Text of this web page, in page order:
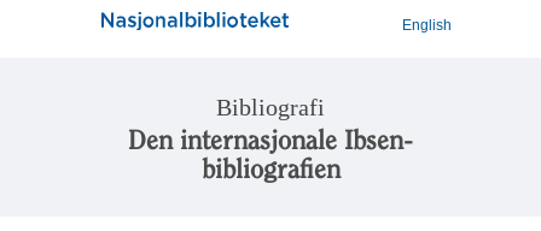
English
Bibliografi
Den internasjonale Ibsen-
bibliografien